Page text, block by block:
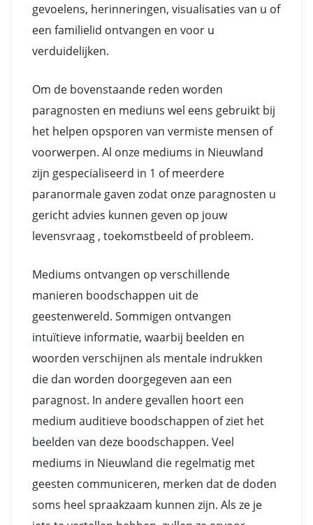
gevoelens, herinneringen, visualisaties van u of
een familielid ontvangen en voor u
verduidelijken.
Om de bovenstaande reden worden
paragnosten en mediuns wel eens gebruikt bij
het helpen opsporen van vermiste mensen of
voorwerpen. Al onze mediums in Nieuwland
zijn gespecialiseerd in 1 of meerdere
paranormale gaven zodat onze paragnosten u
gericht advies kunnen geven op jouw
levensvraag , toekomstbeeld of probleem.
Mediums ontvangen op verschillende
manieren boodschappen uit de
geestenwereld. Sommigen ontvangen
intuïtieve informatie, waarbij beelden en
woorden verschijnen als mentale indrukken
die dan worden doorgegeven aan een
paragnost. In andere gevallen hoort een
medium auditieve boodschappen of ziet het
beelden van deze boodschappen. Veel
mediums in Nieuwland die regelmatig met
geesten communiceren, merken dat de doden
soms heel spraakzaam kunnen zijn. Als ze je